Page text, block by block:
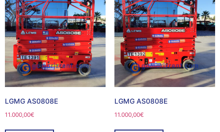
LGMG AS0808E
11.000,00€
LGMG AS0808E
11.000,00€